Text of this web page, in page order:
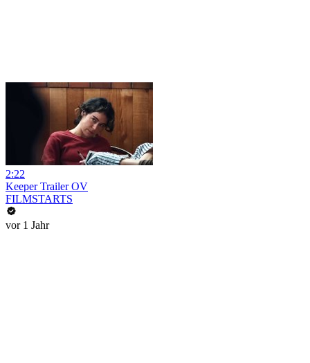
2:22
Keeper Trailer OV
FILMSTARTS
vor 1 Jahr